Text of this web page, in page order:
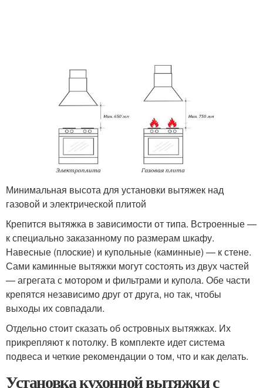
Минимальная высота для установки вытяжек над
газовой и электрической плитой
Крепится вытяжка в зависимости от типа. Встроенные —
к специально заказанному по размерам шкафу.
Навесные (плоские) и купольные (каминные) — к стене.
Сами каминные вытяжки могут состоять из двух частей
— агрегата с мотором и фильтрами и купола. Обе части
крепятся независимо друг от друга, но так, чтобы
выходы их совпадали.
Отдельно стоит сказать об островных вытяжках. Их
прикрепляют к потолку. В комплекте идет система
подвеса и четкие рекомендации о том, что и как делать.
Установка кухонной вытяжки с